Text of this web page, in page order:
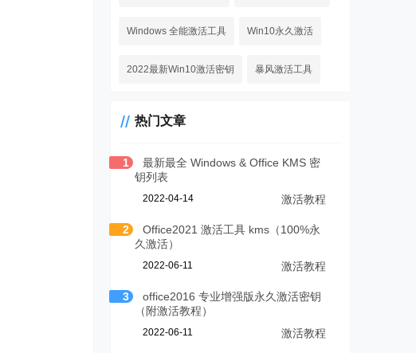
Windows 全能激活工具 Win10永久激活
2022最新Win10激活密钥 暴风激活工具
热门文章
1
最新最全 Windows & Office KMS 密
钥列表
2022-04-14 激活教程
2
Office2021 激活工具 kms（100%永
久激活）
2022-06-11 激活教程
3
office2016 专业增强版永久激活密钥
（附激活教程）
2022-06-11 激活教程